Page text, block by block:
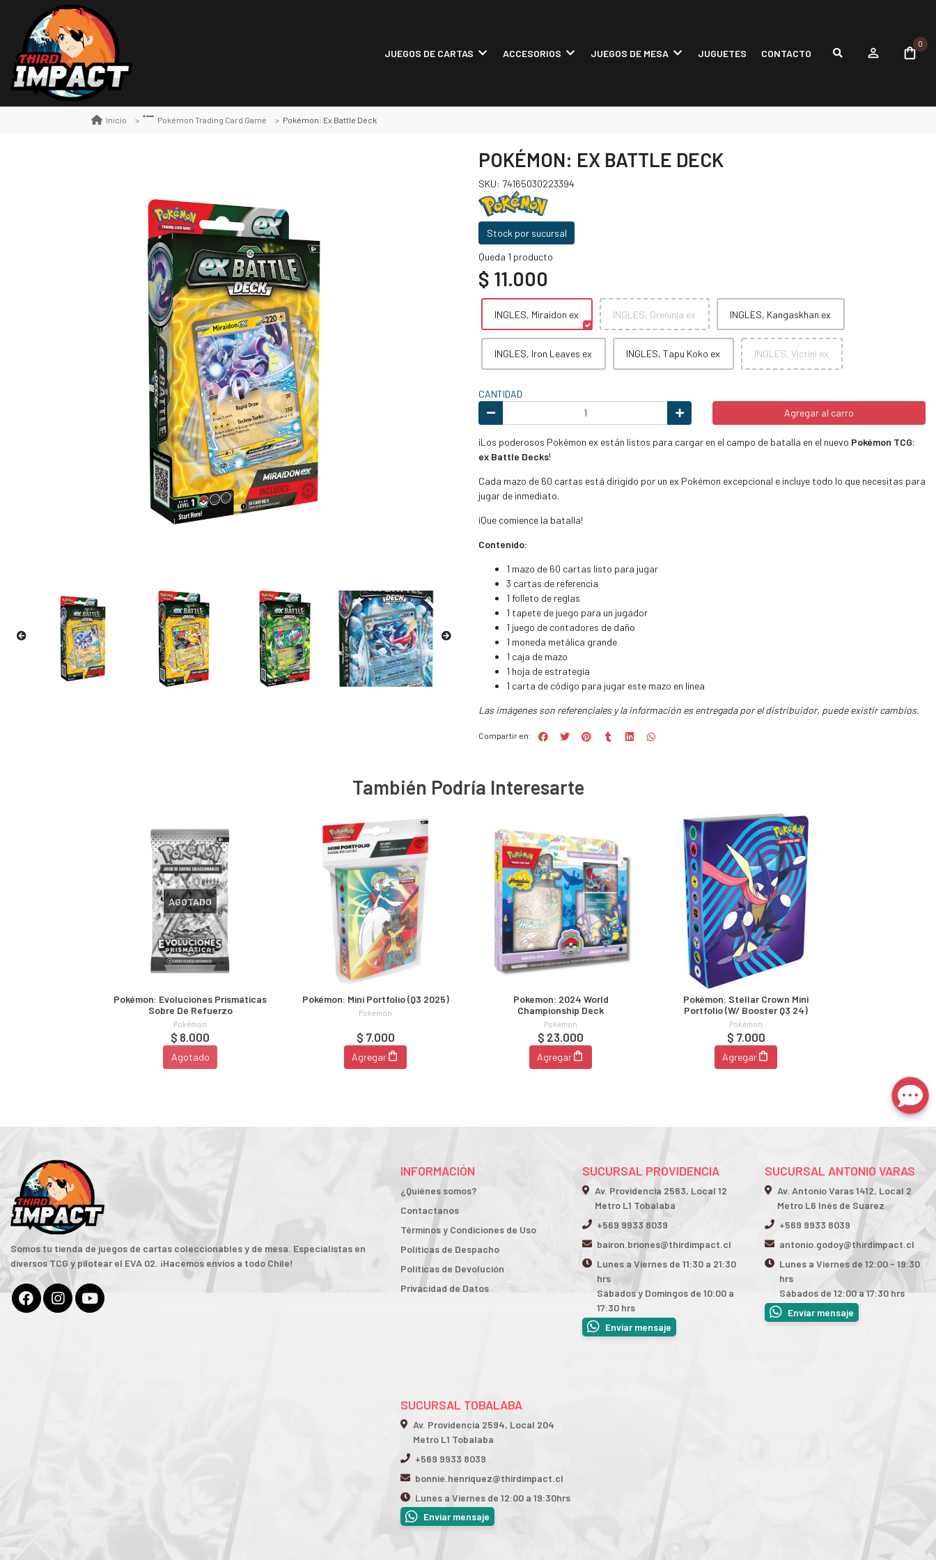
JUEGOS DE CARTAS ACCESORIOS JUEGOS DE MESA JUGUETES CONTACTO
0
Inicio Pokémon Trading Card Game Pokémon: Ex Battle Deck
POKÉMON: EX BATTLE DECK
SKU: 74165030223394
Stock por sucursal
Queda 1 producto
$ 11.000
INGLES, Miraidon ex INGLES, Greninja ex INGLES, Kangaskhan ex
INGLES, Iron Leaves ex INGLES, Tapu Koko ex INGLES, Victini ex
CANTIDAD
Agregar al carro
¡Los poderosos Pokémon ex están listos para cargar en el campo de batalla en el nuevo Pokémon TCG:
ex Battle Decks!
Cada mazo de 60 cartas está dirigido por un ex Pokémon excepcional e incluye todo lo que necesitas para
jugar de inmediato.
¡Que comience la batalla!
Contenido:
1 mazo de 60 cartas listo para jugar
3 cartas de referencia
1 folleto de reglas
1 tapete de juego para un jugador
1 juego de contadores de daño
1 moneda metálica grande
1 caja de mazo
1 hoja de estrategia
1 carta de código para jugar este mazo en línea
Las imágenes son referenciales y la información es entregada por el distribuidor, puede existir cambios.
Compartir en:
También Podría Interesarte
AGOTADO
Pokémon: Evoluciones Prismáticas
Sobre De Refuerzo
Pokémon
$ 8.000
Agotado
Pokémon: Mini Portfolio (Q3 2025)
Pokémon
$ 7.000
Agregar
Pokemon: 2024 World
Championship Deck
Pokémon
$ 23.000
Agregar
Pokémon: Stellar Crown Mini
Portfolio (w/ Booster Q3 24)
Pokémon
$ 7.000
Agregar
Somos tu tienda de juegos de cartas coleccionables y de mesa. Especialistas en
diversos TCG y pilotear el EVA 02. ¡Hacemos envíos a todo Chile!
INFORMACIÓN
¿Quiénes somos?
Contactanos
Términos y Condiciones de Uso
Políticas de Despacho
Políticas de Devolución
Privacidad de Datos
SUCURSAL PROVIDENCIA
Av. Providencia 2563, Local 12
Metro L1 Tobalaba
+569 9933 8039
bairon.briones@thirdimpact.cl
Lunes a Viernes de 11:30 a 21:30
hrs
Sábados y Domingos de 10:00 a
17:30 hrs
Enviar mensaje
SUCURSAL ANTONIO VARAS
Av. Antonio Varas 1412, Local 2
Metro L6 Inés de Suarez
+569 9933 8039
antonio.godoy@thirdimpact.cl
Lunes a Viernes de 12:00 - 19:30
hrs
Sábados de 12:00 a 17:30 hrs
Enviar mensaje
SUCURSAL TOBALABA
Av. Providencia 2594, Local 204
Metro L1 Tobalaba
+569 9933 8039
bonnie.henriquez@thirdimpact.cl
Lunes a Viernes de 12:00 a 19:30hrs
Enviar mensaje